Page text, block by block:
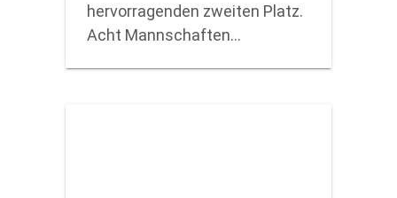
hervorragenden zweiten Platz.
Acht Mannschaften…